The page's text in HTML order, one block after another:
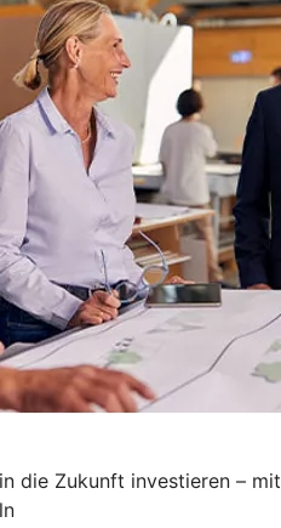
die Zukunft investieren – mit